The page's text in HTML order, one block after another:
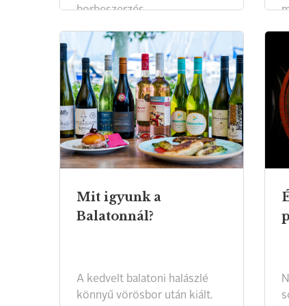
borbeszerzés.
Mit igyunk a
Balatonnál?
A kedvelt balatoni halászlé
könnyű vörösbor után kiált.